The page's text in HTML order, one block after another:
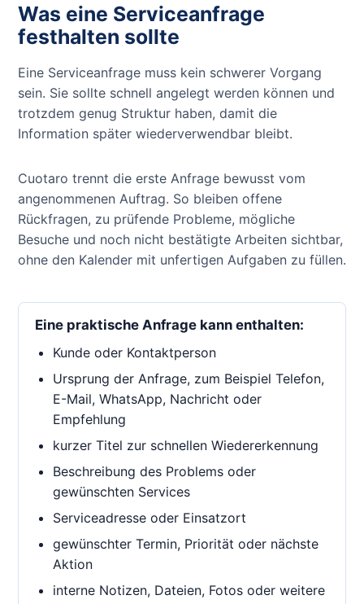
Was eine Serviceanfrage
festhalten sollte
Eine Serviceanfrage muss kein schwerer Vorgang
sein. Sie sollte schnell angelegt werden können und
trotzdem genug Struktur haben, damit die
Information später wiederverwendbar bleibt.
Cuotaro trennt die erste Anfrage bewusst vom
angenommenen Auftrag. So bleiben offene
Rückfragen, zu prüfende Probleme, mögliche
Besuche und noch nicht bestätigte Arbeiten sichtbar,
ohne den Kalender mit unfertigen Aufgaben zu füllen.
Eine praktische Anfrage kann enthalten:
Kunde oder Kontaktperson
Ursprung der Anfrage, zum Beispiel Telefon,
E-Mail, WhatsApp, Nachricht oder
Empfehlung
kurzer Titel zur schnellen Wiedererkennung
Beschreibung des Problems oder
gewünschten Services
Serviceadresse oder Einsatzort
gewünschter Termin, Priorität oder nächste
Aktion
interne Notizen, Dateien, Fotos oder weitere